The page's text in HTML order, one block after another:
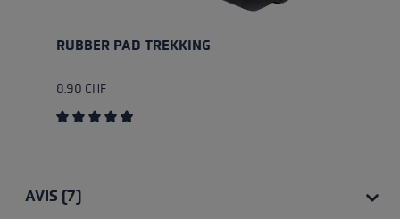
RUBBER PAD TREKKING
8.90 CHF
AVIS (7)